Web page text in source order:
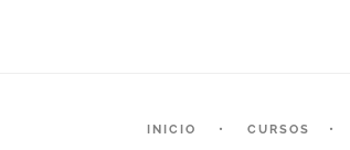
INICIO CURSOS